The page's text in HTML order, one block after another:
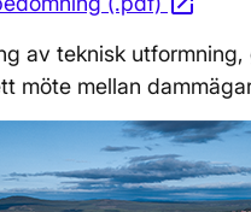
av teknisk
möte mellan